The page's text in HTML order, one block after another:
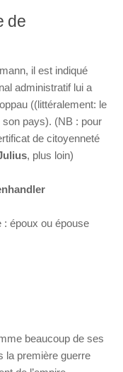
de
il est indiqué
administratif lui a
((littéralement: le
pays). (NB : pour
de citoyenneté
, plus loin)
: époux ou épouse
beaucoup de ses
la première guerre